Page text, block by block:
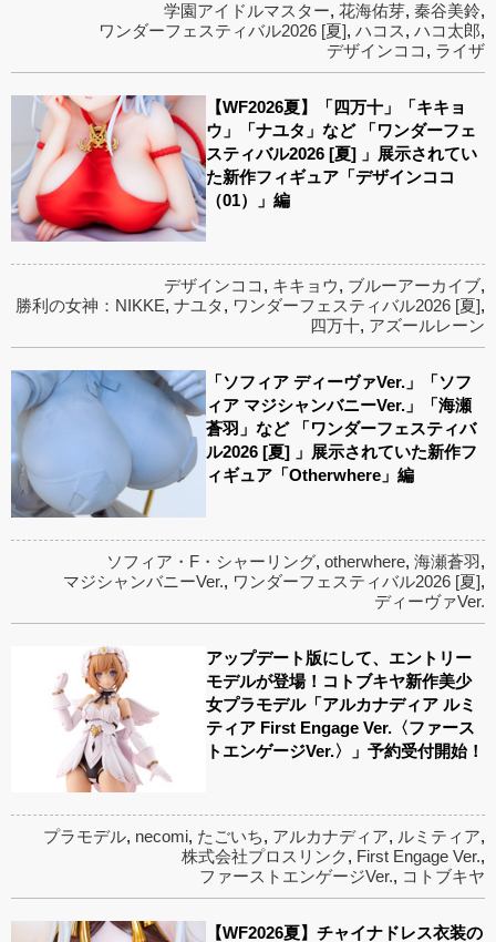
学園アイドルマスター, 花海佑芽, 秦谷美鈴,
ワンダーフェスティバル2026 [夏], ハコス, ハコ太郎,
デザインココ , ライザ
【WF2026夏】「四万十」「キキョ
ウ」「ナユタ」など 「ワンダーフェ
スティバル2026 [夏] 」展示されてい
た新作フィギュア「デザインココ
（01）」編
デザインココ , キキョウ, ブルーアーカイブ,
勝利の女神：NIKKE, ナユタ, ワンダーフェスティバル2026 [夏],
四万十, アズールレーン
「ソフィア ディーヴァVer.」「ソフ
ィア マジシャンバニーVer.」「海瀬
蒼羽」など 「ワンダーフェスティバ
ル2026 [夏] 」展示されていた新作フ
ィギュア「Otherwhere」編
ソフィア・F・シャーリング, otherwhere, 海瀬蒼羽,
マジシャンバニーVer., ワンダーフェスティバル2026 [夏],
ディーヴァVer.
アップデート版にして、エントリー
モデルが登場！コトブキヤ新作美少
女プラモデル「アルカナディア ルミ
ティア First Engage Ver.〈ファース
トエンゲージVer.〉」予約受付開始！
プラモデル, necomi, たごいち, アルカナディア, ルミティア,
株式会社プロスリンク, First Engage Ver.,
ファーストエンゲージVer., コトブキヤ
【WF2026夏】チャイナドレス衣装の